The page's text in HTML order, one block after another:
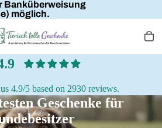
Banküberweisung
möglich.
4.9/5 based on 2930 reviews.
Geschenke für